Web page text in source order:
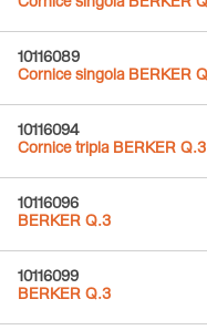
Cornice singola BERKER
10116089
Cornice singola BERKER
10116094
Cornice tripla BERKER Q.3
10116096
BERKER Q.3
10116099
BERKER Q.3